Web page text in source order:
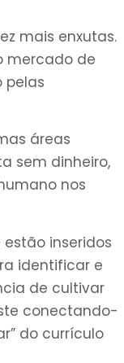
mais enxutas.
mercado de
pelas
áreas
sem dinheiro,
nos
inseridos
identificar e
de cultivar
conectando-
do currículo